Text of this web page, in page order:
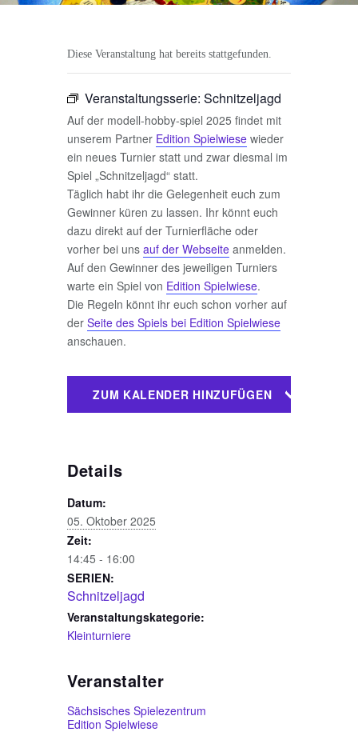
Diese Veranstaltung hat bereits stattgefunden.
Veranstaltungsserie: Schnitzeljagd
Auf der modell-hobby-spiel 2025 findet mit
unserem Partner Edition Spielwiese wieder
ein neues Turnier statt und zwar diesmal im
Spiel „Schnitzeljagd“ statt.
Täglich habt ihr die Gelegenheit euch zum
Gewinner küren zu lassen. Ihr könnt euch
dazu direkt auf der Turnierfläche oder
vorher bei uns auf der Webseite anmelden.
Auf den Gewinner des jeweiligen Turniers
warte ein Spiel von Edition Spielwiese.
Die Regeln könnt ihr euch schon vorher auf
der Seite des Spiels bei Edition Spielwiese
anschauen.
ZUM KALENDER HINZUFÜGEN
Details
Datum:
05. Oktober 2025
Zeit:
14:45 - 16:00
SERIEN:
Schnitzeljagd
Veranstaltungskategorie:
Kleinturniere
Veranstalter
Sächsisches Spielezentrum
Edition Spielwiese